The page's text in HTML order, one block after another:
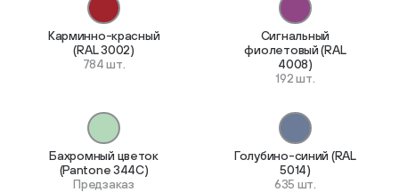
Карминно-красный
(RAL 3002)
784 шт.
Сигнальный
фиолетовый (RAL
4008)
192 шт.
Бахромный цветок
(Pantone 344C)
Предзаказ
Голубино-синий (RAL
5014)
635 шт.